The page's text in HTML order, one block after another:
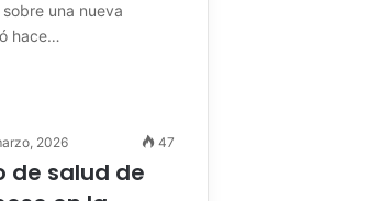
una nueva
hace…
2026 47
de salud de